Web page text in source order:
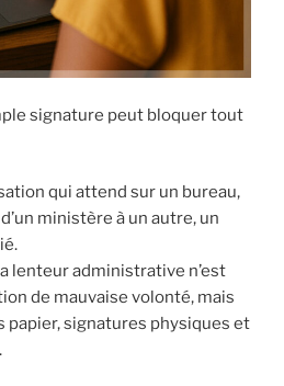
signature peut bloquer tout
qui attend sur un bureau,
ministère à un autre, un
lenteur administrative n’est
de mauvaise volonté, mais
papier, signatures physiques et